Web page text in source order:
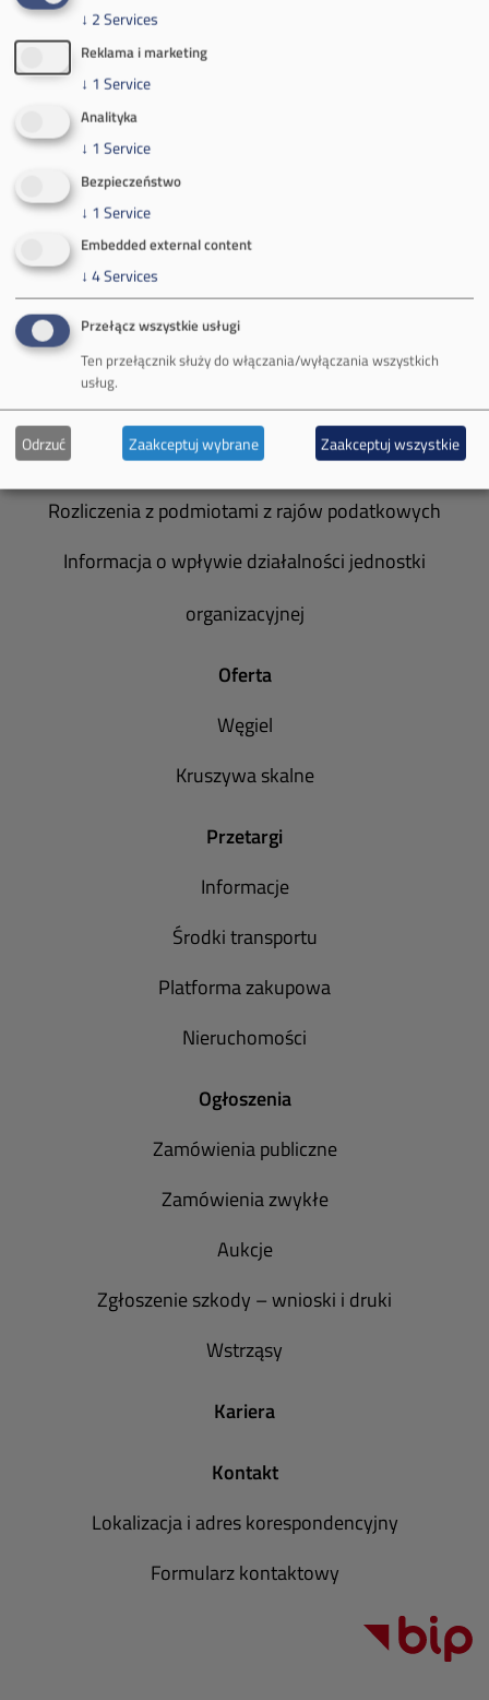
Spółka Południowy Koncern Węglowy
Zakład Górniczy Brzeszcze
Zakład Górniczy Janina
Zakład Górniczy Sobieski
Galeria zdjęć
Informacja o realizowanej strategii podatkowej
Rozliczenia z podmiotami z rajów podatkowych
Informacja o wpływie działalności jednostki
organizacyjnej
Oferta
Węgiel
Kruszywa skalne
Przetargi
Informacje
Środki transportu
Platforma zakupowa
Nieruchomości
Ogłoszenia
Zamówienia publiczne
Zamówienia zwykłe
Aukcje
Zgłoszenie szkody – wnioski i druki
Wstrząsy
Kariera
Kontakt
Lokalizacja i adres korespondencyjny
Formularz kontaktowy
↓ 2Services
Reklama i marketing
↓ 1 Service
Analityka
↓ 1 Service
Bezpieczeństwo
↓ 1 Service
Embedded external content
↓ 4Services
Przełącz wszystkie usługi
Ten przełącznik służy do włączania/wyłączania wszystkich
usług.
Odrzuć Zaakceptuj wybrane Zaakceptuj wszystkie